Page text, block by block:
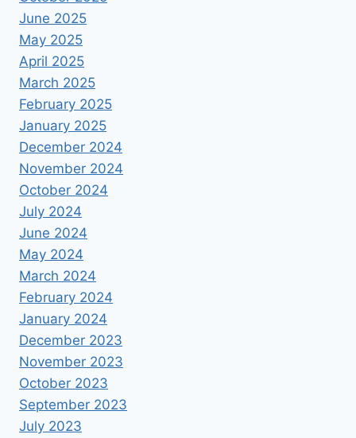
June 2025
May 2025
April 2025
March 2025
February 2025
January 2025
December 2024
November 2024
October 2024
July 2024
June 2024
May 2024
March 2024
February 2024
January 2024
December 2023
November 2023
October 2023
September 2023
July 2023